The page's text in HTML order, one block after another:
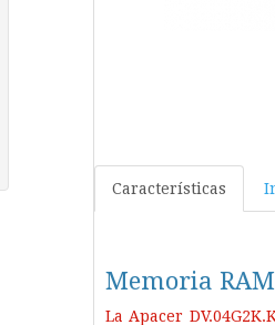
Características
Memoria
La Apacer